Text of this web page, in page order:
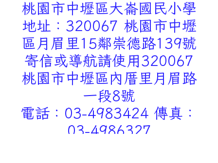
桃園市中壢區大崙國民小學
地址：320067 桃園市中壢
區月眉里15鄰崇德路139號
寄信或導航請使用320067
桃園市中壢區內厝里月眉路
一段8號
電話：03-4983424 傳真：
03-4986327